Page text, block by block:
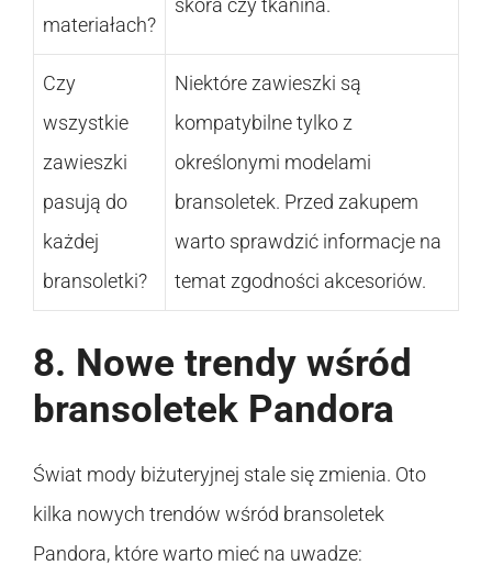
materiałach?
skóra czy tkanina.
Czy
wszystkie
zawieszki
pasują do
każdej
bransoletki?
Niektóre zawieszki są
kompatybilne tylko z
określonymi modelami
bransoletek. Przed zakupem
warto sprawdzić informacje na
temat zgodności akcesoriów.
8. Nowe trendy wśród
bransoletek Pandora
Świat mody biżuteryjnej stale się zmienia. Oto
kilka nowych trendów wśród bransoletek
Pandora, które warto mieć na uwadze: